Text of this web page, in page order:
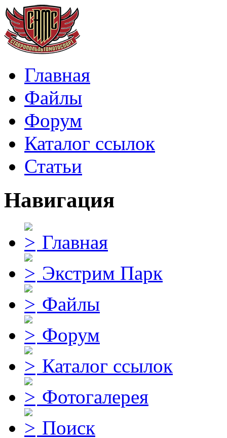
Главная
Файлы
Форум
Каталог ссылок
Статьи
Навигация
Главная
Экстрим Парк
Файлы
Форум
Каталог ссылок
Фотогалерея
Поиск